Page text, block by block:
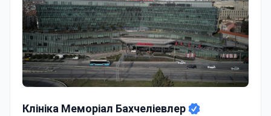
Клініка Меморіал Бахчеліевлер